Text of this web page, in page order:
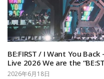
BE:FIRST / I Want You
Live 2026 We are the
2026年6月18日